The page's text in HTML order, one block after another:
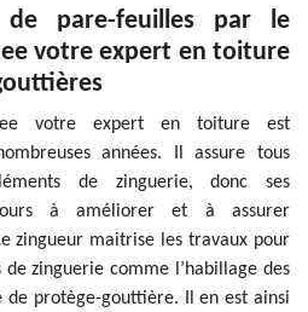
pare-feuilles par le
votre expert en toiture
votre expert en toiture est
années. Il assure tous
de zinguerie, donc ses
à améliorer et à assurer
zingueur maitrise les travaux pour
zinguerie comme l’habillage des
de protège-gouttière. Il en est ainsi